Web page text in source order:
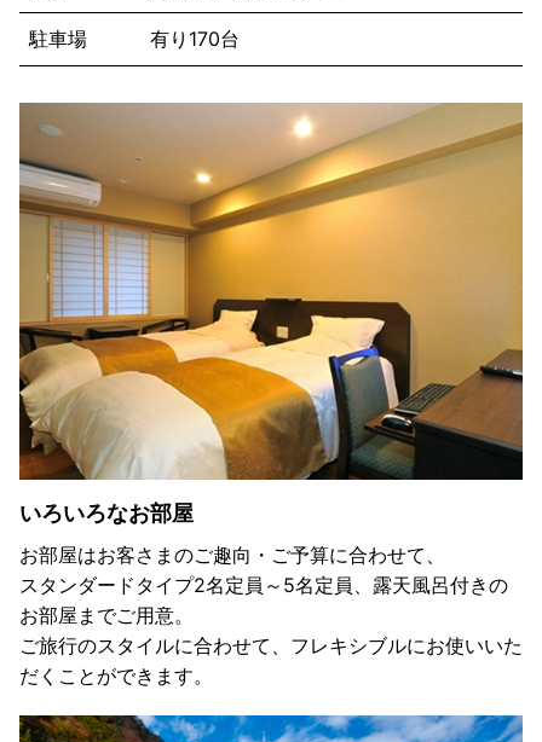
駐車場 有り170台
いろいろなお部屋
お部屋はお客さまのご趣向・ご予算に合わせて、
スタンダードタイプ2名定員～5名定員、露天風呂付きの
お部屋までご用意。
ご旅行のスタイルに合わせて、フレキシブルにお使いいた
だくことができます。